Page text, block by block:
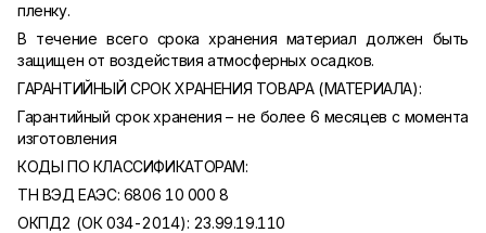
пленку.
В течение всего срока хранения материал должен быть
защищен от воздействия атмосферных осадков.
ГАРАНТИЙНЫЙ СРОК ХРАНЕНИЯ ТОВАРА (МАТЕРИАЛА):
Гарантийный срок хранения – не более 6 месяцев с момента
изготовления
КОДЫ ПО КЛАССИФИКАТОРАМ:
ТН ВЭД ЕАЭС: 6806 10 000 8
ОКПД2 (ОК 034-2014): 23.99.19.110